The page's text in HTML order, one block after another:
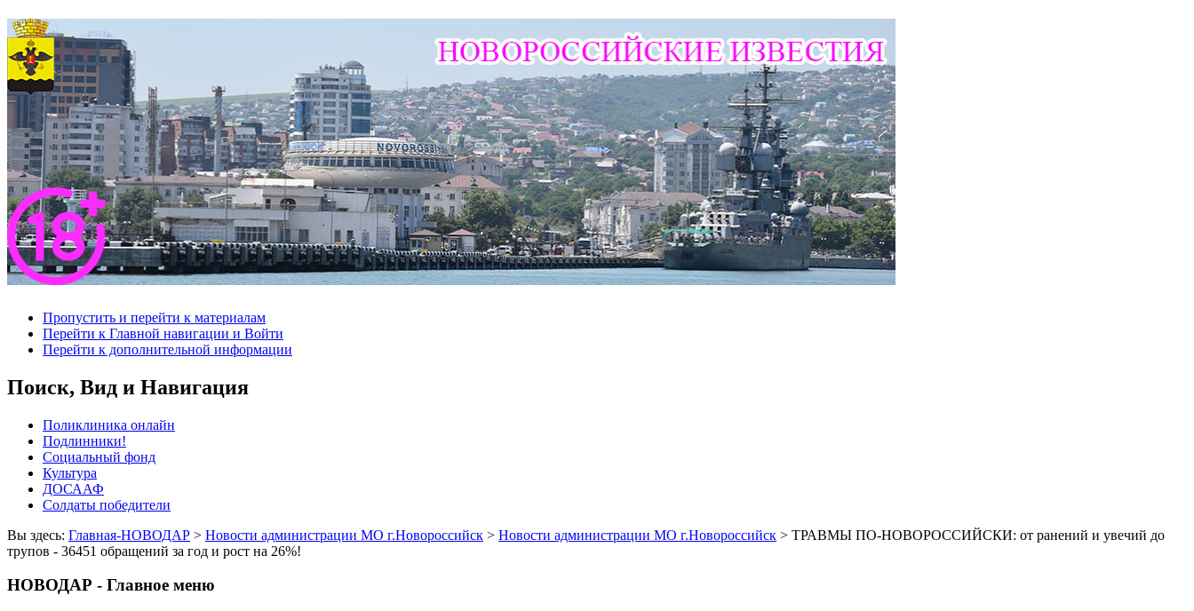
Пропустить и перейти к материалам
Перейти к Главной навигации и Войти
Перейти к дополнительной информации
Поиск, Вид и Навигация
Поликлиника онлайн
Подлинники!
Социальный фонд
Культура
ДОСААФ
Солдаты победители
Вы здесь: Главная-НОВОДАР > Новости администрации МО г.Новороссийск > Новости администрации МО г.Новороссийск > ТРАВМЫ ПО-НОВОРОССИЙСКИ: от ранений и увечий до
трупов - 36451 обращений за год и рост на 26%!
НОВОДАР - Главное меню